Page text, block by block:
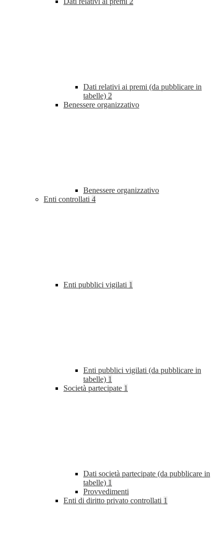
Dati relativi ai premi (da pubblicare in
tabelle) 2
Benessere organizzativo
Benessere organizzativo
Enti controllati 4
Enti pubblici vigilati 1
Enti pubblici vigilati (da pubblicare in
tabelle) 1
Società partecipate 1
Dati società partecipate (da pubblicare in
tabelle) 1
Provvedimenti
Enti di diritto privato controllati 1